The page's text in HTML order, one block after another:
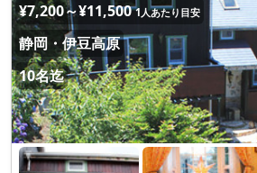
¥7,200～¥11,500 1人あたり目安
静岡・伊豆高原
10名迄